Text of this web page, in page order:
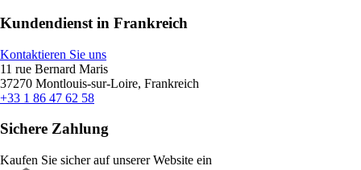
Kundendienst in Frankreich
Kontaktieren Sie uns
11 rue Bernard Maris
37270 Montlouis-sur-Loire, Frankreich
+33 1 86 47 62 58
Sichere Zahlung
Kaufen Sie sicher auf unserer Website ein